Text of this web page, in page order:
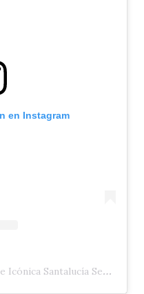
en Instagram
Una publicación compartida de Icónica Santalucía Sevilla Fest (@iconicasantaluciafest)